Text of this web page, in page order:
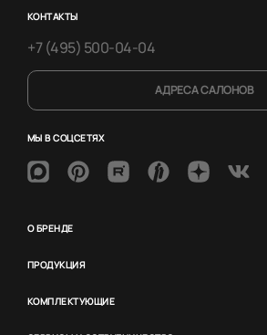
КОНТАКТЫ
+7 (495) 500-04-04
АДРЕСА САЛОНОВ
МЫ В СОЦСЕТЯХ
О БРЕНДЕ
ПРОДУКЦИЯ
КОМПЛЕКТУЮЩИЕ